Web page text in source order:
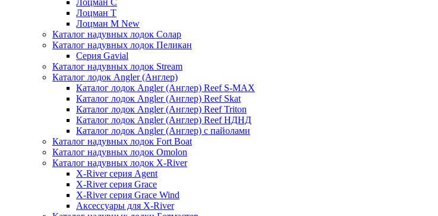
Лоцман С
Лоцман Т
Лоцман М New
Каталог надувных лодок Солар
Каталог надувных лодок Пеликан
Серия Gavial
Каталог надувных лодок Stream
Каталог лодок Angler (Англер)
Каталог лодок Angler (Англер) Reef S-MAX
Каталог лодок Angler (Англер) Reef Skat
Каталог лодок Angler (Англер) Reef Triton
Каталог лодок Angler (Англер) Reef НДНД
Каталог лодок Angler (Англер) с пайолами
Каталог надувных лодок Fort Boat
Каталог надувных лодок Omolon
Каталог надувных лодок X-River
X-River серия Agent
X-River серия Grace
X-River серия Grace Wind
Аксессуары для X-River